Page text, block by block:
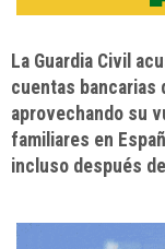
La Guardia Civil
cuentas bancarias
aprovechando su
familiares en
incluso después